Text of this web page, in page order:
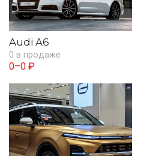
Audi A6
0 в продаже
0–0 ₽